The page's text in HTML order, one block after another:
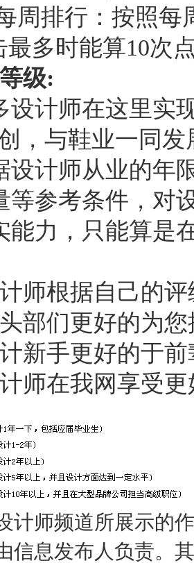
周排行： 按照每
最多时能算10次
级:
设计师在这里实
，与鞋业一同发
设计师从业的年
等参考条件，对
能力，只能算是
师根据自己的
部们更好的为
新手更好的于
师在我网享受
计师频道所展示的
信息发布人负责。